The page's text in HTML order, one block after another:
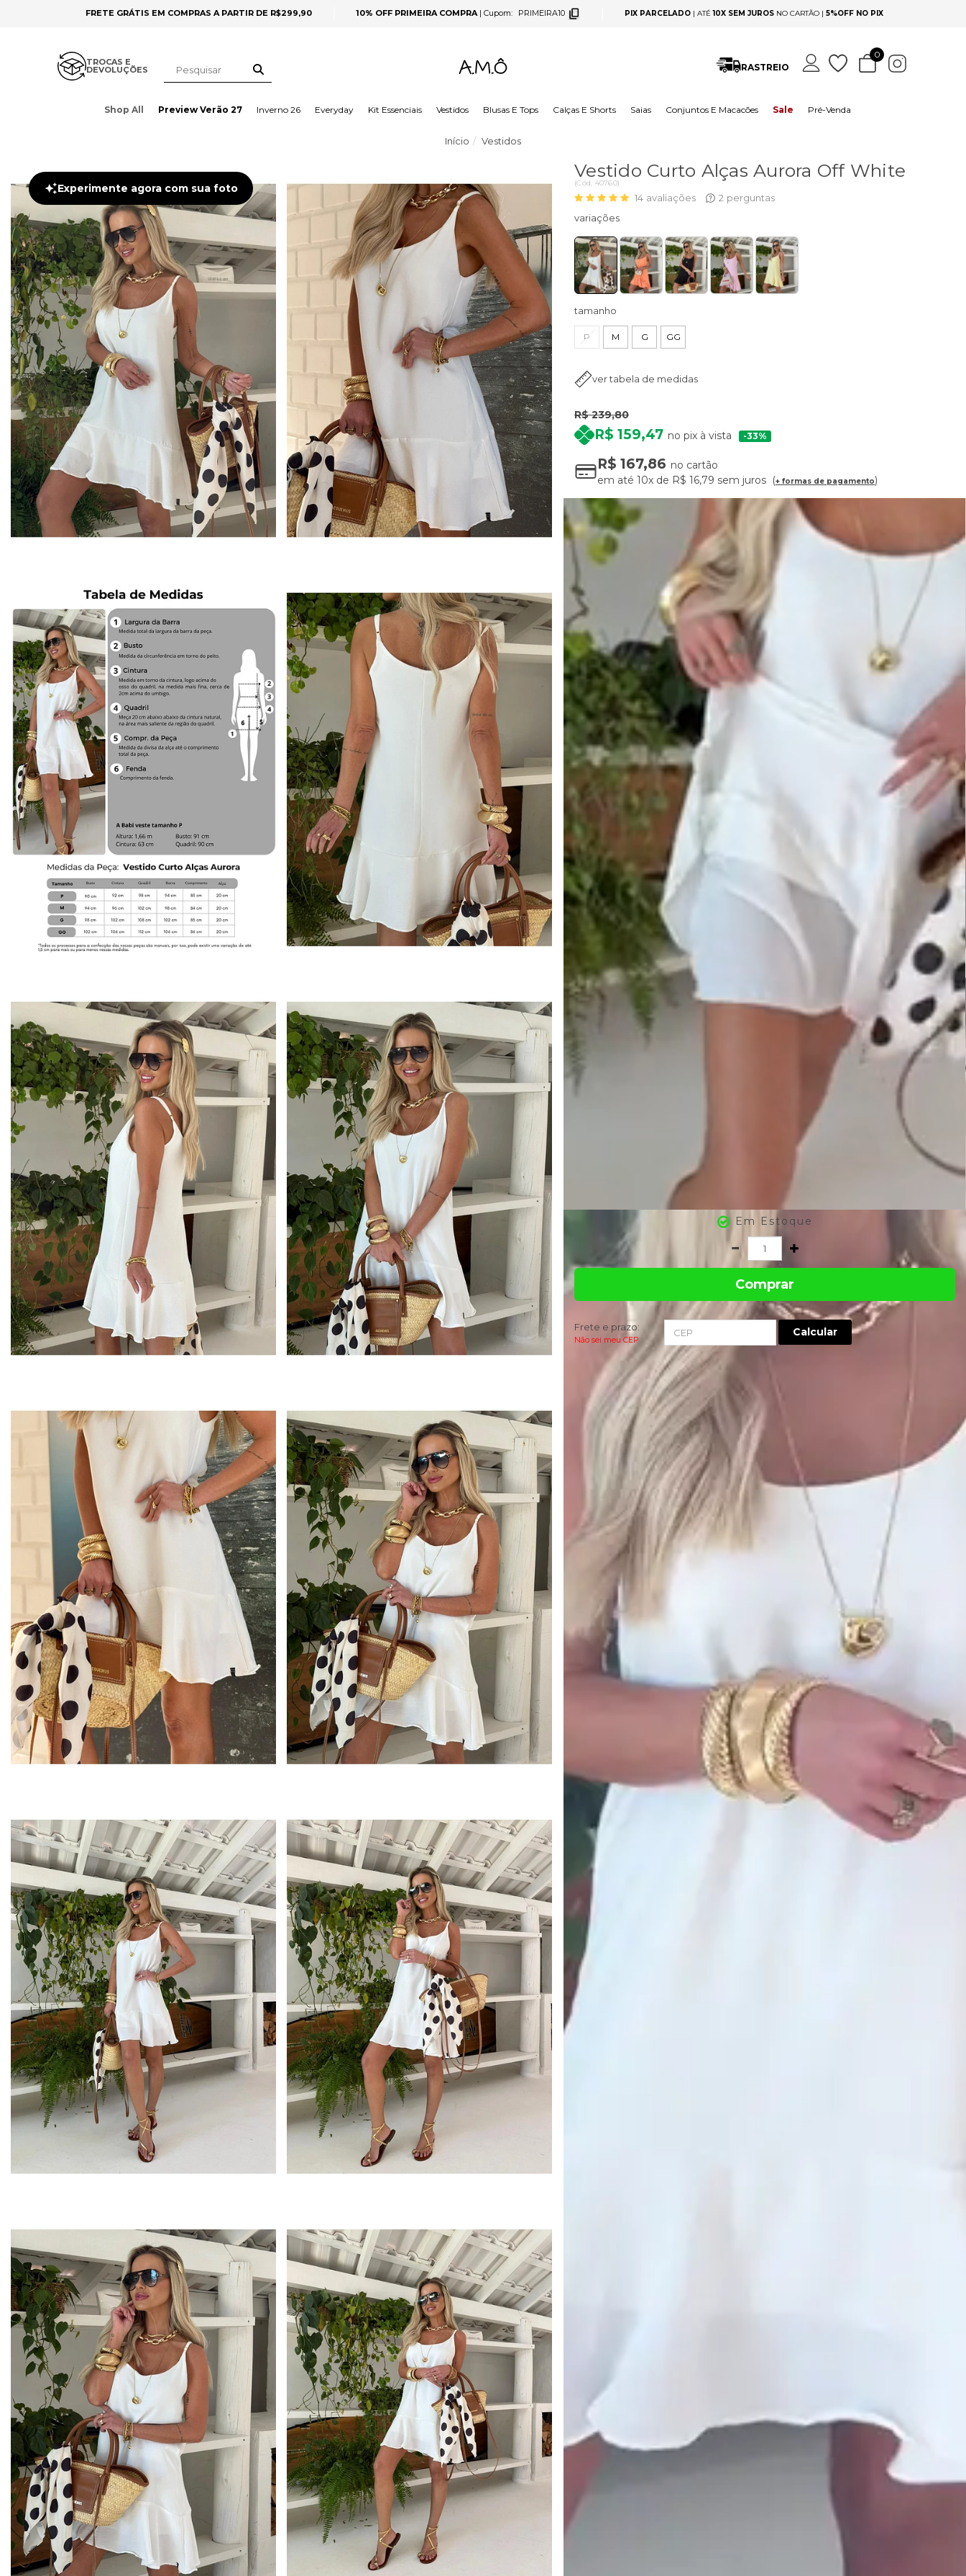
FRETE GRÁTIS EM COMPRAS A PARTIR DE R$299,90 10% OFF PRIMEIRA COMPRA| Cupom: PRIMEIRA10 PIX PARCELADO | ATÉ 10X SEM JUROS NO CARTÃO | 5%OFF NO PIX
TROCAS E
DEVOLUÇÕES RASTREIO
0
Shop All Preview Verão 27 Inverno 26 Everyday Kit Essenciais Vestidos Blusas E Tops Calças E Shorts Saias Conjuntos E Macacões Sale Pré-Venda
Início Vestidos
Experimente agora com sua foto
Vestido Curto Alças Aurora Off White
(Cód. 40760)
14 avaliações 2 perguntas
tamanho
P M G GG
ver tabela de medidas
R$ 239,80
R$ 159,47 no pix à vista 33%
R$ 167,86 no cartão
em até 10x de R$ 16,79 sem juros + formas de pagamento
Em Estoque
Quantidade
Comprar
Frete e prazo:
Não sei meu CEP
Calcular
Descrição
O Vestido Curto Alças Aurora é confeccionado em
Possui tecido leve, toque macio e caimento fluido, que acompanha o movimento do corpo
sem marcar. Não amassa facilmente, não desbota e garante conforto térmico e praticidade
Curto e com decote arredondado, suas alças são finas e possuem regulador para ajuste de
comprimento.
Seu design conta com babado em godê e forro interno abaixo do quadril, no mesmo tecido.
* Para ser assertiva na escolha do tamanho da peça: atenção à tabela de
medidas inclusa em formato de imagem. As medidas mais relevantes para a
escolha são sua medida de busto e sua estatura.
​💕 Cuidar é um ato de amor — com você e com sua peça AMÔ.
Nossas peças são confeccionadas com crepe importado 100% poliéster, um tecido leve,
Para preservar o caimento, o toque e a beleza da sua AMÔ, siga estas orientações:
Lave à mão ou na máquina, em ciclo suave, com água fria ou até 30 °C.
Use sabão neutro e evite alvejantes, cloro, amaciantes e sabões alcalinos, pois eles podem
alterar a textura e o comportamento das fibras creponadas.
Não torça nem friccione o tecido molhado — apenas aperte suavemente para retirar o
🌤 Secagem e conservação:
Nunca use secadora.
Seque à sombra, em local ventilado e na horizontal.
Evite exposição direta ao sol — o calor pode causar encolhimento e rugas permanentes no
Você tem 7 dias corridos a partir da entrega realizada pela
transportadora/correios para realizar a solicitação formal de Troca/Devolução.
❖ Pagamento facilitado: 5%OFF à vista no Pix.
Pagamento facilitado: parcele em até 10x sem juros no cartão. Parcela mínima
Pix Parcelado em até 4x sem juros em compras acima de R$259,80